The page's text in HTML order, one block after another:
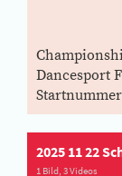
Dancesport
1 Bild, 3 Videos